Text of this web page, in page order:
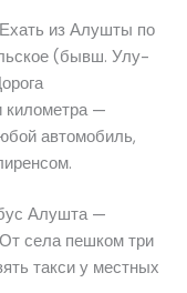
из Алушты по
(бывш. Улу-
километра —
автомобиль,
Алушта —
села пешком три
такси у местных